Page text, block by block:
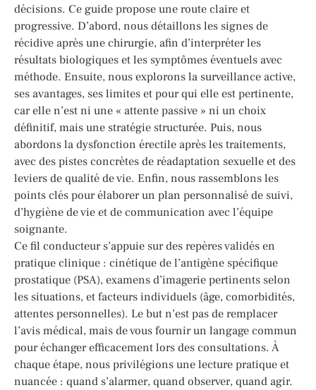
décisions. Ce guide propose une route claire et
progressive. D’abord, nous détaillons les signes de
récidive après une chirurgie, afin d’interpréter les
résultats biologiques et les symptômes éventuels avec
méthode. Ensuite, nous explorons la surveillance active,
ses avantages, ses limites et pour qui elle est pertinente,
car elle n’est ni une « attente passive » ni un choix
définitif, mais une stratégie structurée. Puis, nous
abordons la dysfonction érectile après les traitements,
avec des pistes concrètes de réadaptation sexuelle et des
leviers de qualité de vie. Enfin, nous rassemblons les
points clés pour élaborer un plan personnalisé de suivi,
d’hygiène de vie et de communication avec l’équipe
soignante.
Ce fil conducteur s’appuie sur des repères validés en
pratique clinique : cinétique de l’antigène spécifique
prostatique (PSA), examens d’imagerie pertinents selon
les situations, et facteurs individuels (âge, comorbidités,
attentes personnelles). Le but n’est pas de remplacer
l’avis médical, mais de vous fournir un langage commun
pour échanger efficacement lors des consultations. À
chaque étape, nous privilégions une lecture pratique et
nuancée : quand s’alarmer, quand observer, quand agir.